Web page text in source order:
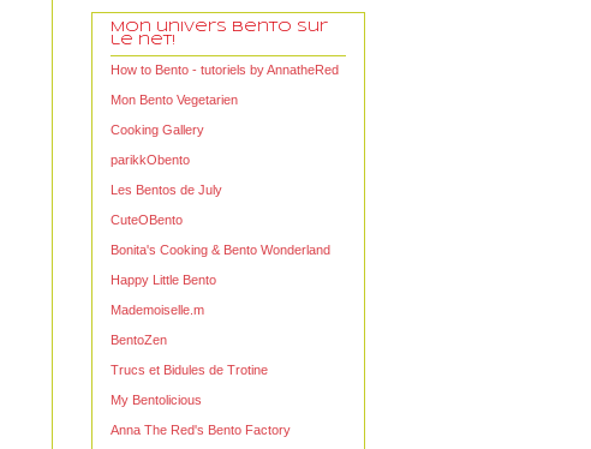
Mon univers Bento sur
le net!
How to Bento - tutoriels by AnnatheRed
Mon Bento Vegetarien
Cooking Gallery
parikkObento
Les Bentos de July
CuteOBento
Bonita's Cooking & Bento Wonderland
Happy Little Bento
Mademoiselle.m
BentoZen
Trucs et Bidules de Trotine
My Bentolicious
Anna The Red's Bento Factory